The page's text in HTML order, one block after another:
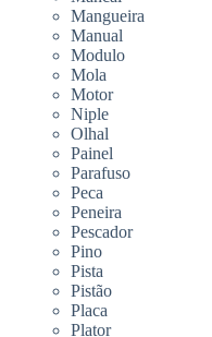
Mangueira
Manual
Modulo
Mola
Motor
Niple
Olhal
Painel
Parafuso
Peca
Peneira
Pescador
Pino
Pista
Pistão
Placa
Plator